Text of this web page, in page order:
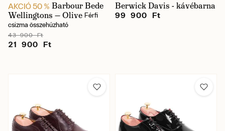
AKCIÓ 50 % Barbour Bede
Wellingtons — Olive Férfi
csizma összehúzható
43 900 Ft
21 900 Ft
Berwick Davis - kávébarna
99 900 Ft